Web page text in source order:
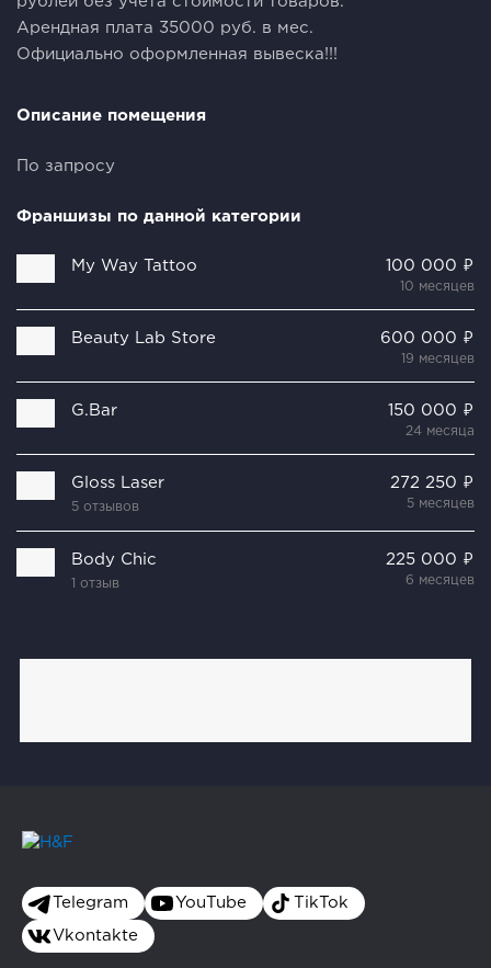
Арендная плата 35000 руб. в мес.
Официально оформленная вывеска!!!
Описание помещения
По запросу
Франшизы по данной категории
My Way Tattoo 100 000 ₽
10 месяцев
Beauty Lab Store 600 000 ₽
19 месяцев
G.Bar 150 000 ₽
24 месяца
Gloss Laser
5 отзывов
272 250 ₽
5 месяцев
Body Chic
1 отзыв
225 000 ₽
6 месяцев
Telegram YouTube TikTok
Vkontakte